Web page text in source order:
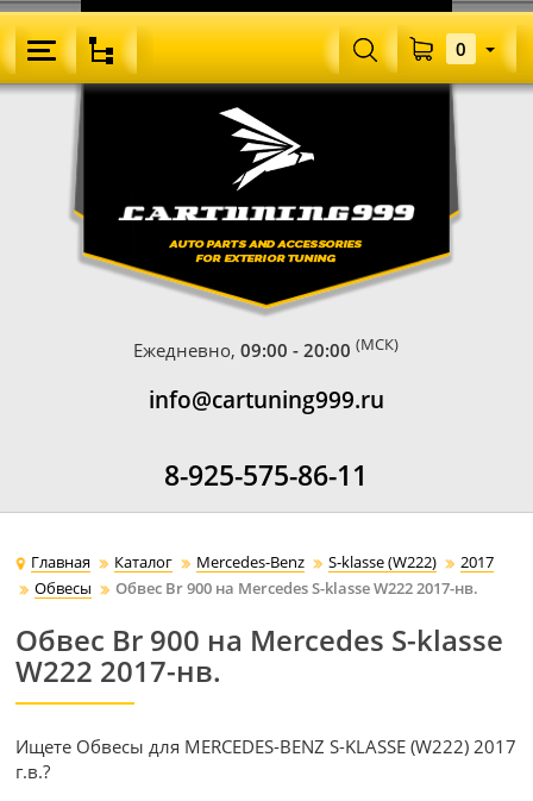
Ежедневно,09:00 - 20:00 (МСК)
info@cartuning999.ru
8-925-575-86-11
0
Главная Каталог Mercedes-Benz S-klasse (W222)
2017
Обвесы
Обвес Br 900 на Mercedes S-klasse W222 2017-нв.
Обвес Br 900 на Mercedes S-klasse
W222 2017-нв.
Ищете Обвесы для MERCEDES-BENZ S-KLASSE (W222) 2017
г.в.?